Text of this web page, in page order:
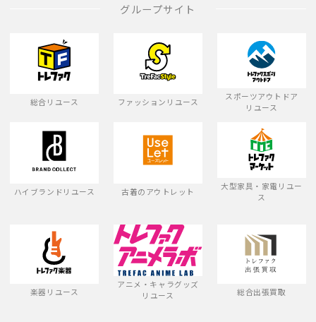
グループサイト
総合リユース ファッションリユース
スポーツアウトドア
リユース
ハイブランドリユース 古着のアウトレット
大型家具・家電リユー
ス
楽器リユース
アニメ・キャラグッズ
リユース
総合出張買取